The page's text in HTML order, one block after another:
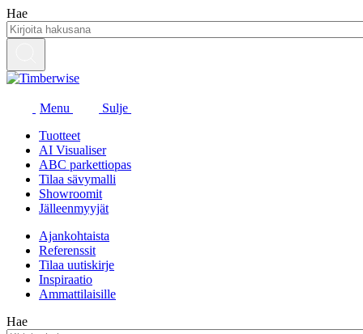
Siirry
sisältöön
Hae
Menu
Sulje
Tuotteet
AI Visualiser
ABC parkettiopas
Tilaa sävymalli
Showroomit
Jälleenmyyjät
Ajankohtaista
Referenssit
Tilaa uutiskirje
Inspiraatio
Ammattilaisille
Hae